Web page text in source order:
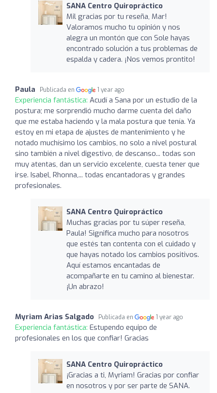
SANA Centro Quiropráctico
Mil gracias por tu reseña, Mar!
Valoramos mucho tu opinión y nos
alegra un montón que con Sole hayas
encontrado solución a tus problemas de
espalda y cadera. ¡Nos vemos prontito!
Paula Publicada en 1 year ago
Experiencia fantástica: Acudí a Sana por un estudio de la
postura; me sorprendió mucho darme cuenta del daño
que me estaba haciendo y la mala postura que tenía. Ya
estoy en mi etapa de ajustes de mantenimiento y he
notado muchísimo los cambios, no solo a nivel postural
sino también a nivel digestivo, de descanso... todas son
muy atentas, dan un servicio excelente, cuesta tener que
irse. Isabel, Rhonna,... todas encantadoras y grandes
profesionales.
SANA Centro Quiropráctico
Muchas gracias por tu súper reseña,
Paula! Significa mucho para nosotros
que estés tan contenta con el cuidado y
que hayas notado los cambios positivos.
Aquí estamos encantadas de
acompañarte en tu camino al bienestar.
¡Un abrazo!
Myriam Arias Salgado Publicada en 1 year ago
Experiencia fantástica: Estupendo equipo de
profesionales en los que confiar! Gracias
SANA Centro Quiropráctico
¡Gracias a ti, Myriam! Gracias por confiar
en nosotros y por ser parte de SANA.